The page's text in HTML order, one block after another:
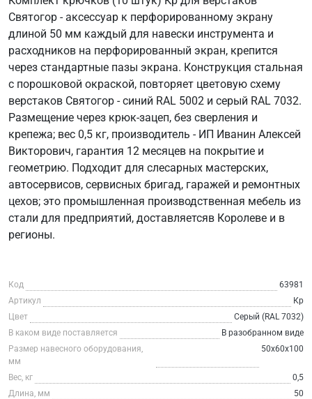
Святогор - аксессуар к перфорированному экрану
длиной 50 мм каждый для навески инструмента и
расходников на перфорированный экран, крепится
через стандартные пазы экрана. Конструкция стальная
с порошковой окраской, повторяет цветовую схему
верстаков Святогор - синий RAL 5002 и серый RAL 7032.
Размещение через крюк-зацеп, без сверления и
крепежа; вес 0,5 кг, производитель - ИП Иванин Алексей
Викторович, гарантия 12 месяцев на покрытие и
геометрию. Подходит для слесарных мастерских,
автосервисов, сервисных бригад, гаражей и ремонтных
цехов; это промышленная производственная мебель из
стали для предприятий, доставляетсяв Королеве и в
регионы.
Код
63981
Артикул
Кр
Цвет
Серый (RAL 7032)
В каком виде поставляется
В разобранном виде
Размер навесного оборудования,
мм
50х60х100
Вес, кг
0,5
Длина, мм
50